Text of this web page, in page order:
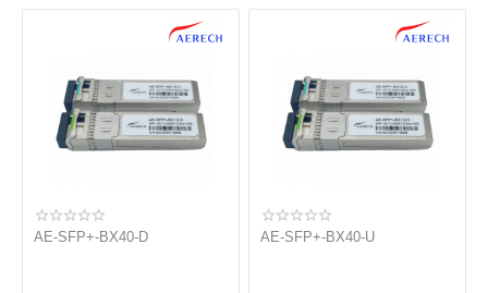
AE-SFP+-BX40-D AE-SFP+-BX40-U